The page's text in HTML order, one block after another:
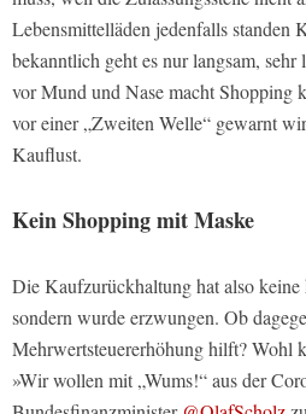
Lebensmittelläden jedenfalls standen
bekanntlich geht es nur langsam,
vor Mund und Nase macht Shopping
vor einer „Zweiten Welle“ gewarnt
Kauflust.
Kein Shopping mit Maske
Die Kaufzurückhaltung hat also
sondern wurde erzwungen. Ob
Mehrwertsteuererhöhung hilft? Wohl
»Wir wollen mit „Wums!“ aus der